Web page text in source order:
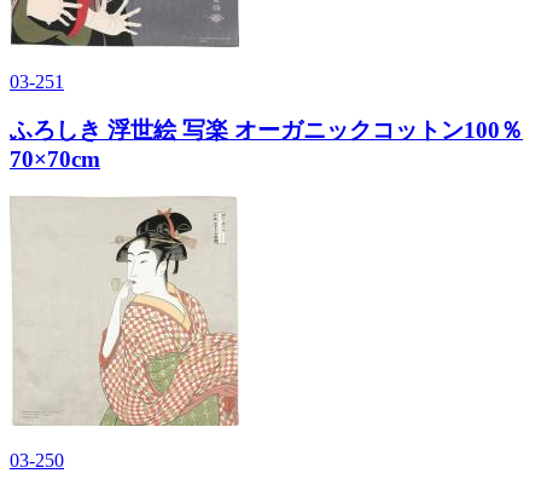
03-251
ふろしき 浮世絵 写楽 オーガニックコットン100％
70×70cm
03-250